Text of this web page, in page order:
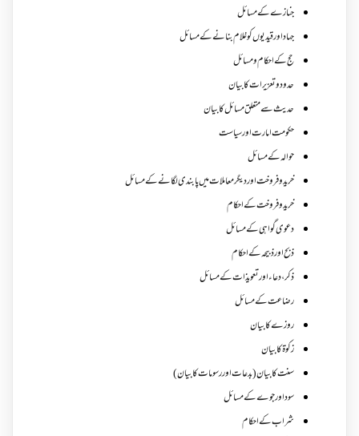
جنازے کےمسائل
جہاد اور قیدیوں کو غلام بنانے کے مسائل
حج کے احکام ومسائل
حدود و تعزیرات کا بیان
حدیث سے متعلق مسائل کا بیان
حکومت امارت اور سیاست
حوالہ کے مسائل
خرید و فروخت اور دیگر معاملات میں پابندی لگانے کے مسائل
خرید و فروخت کے احکام
دعوی گواہی کے مسائل
ذبح اور ذبیحہ کے احکام
ذکر،دعاء اور تعویذات کے مسائل
رضاعت کے مسائل
روزے کا بیان
زکوة کابیان
سنت کا بیان (بدعات اور رسومات کا بیان)
سود اور جوے کے مسائل
شراب کے احکام